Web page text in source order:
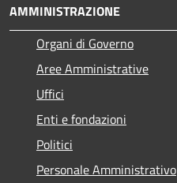
AMMINISTRAZIONE
Organi di Governo
Aree Amministrative
Uffici
Enti e fondazioni
Politici
Personale Amministrativo